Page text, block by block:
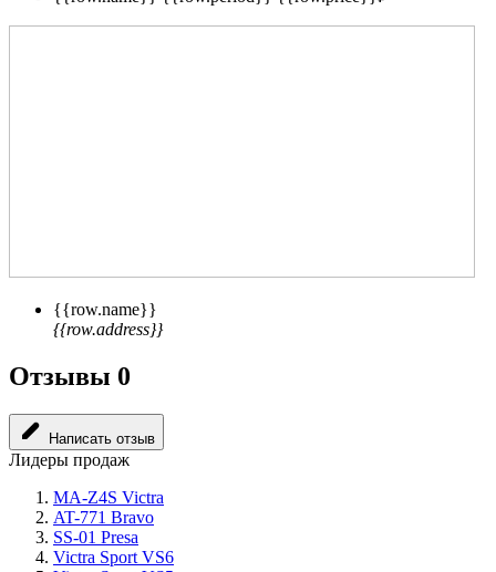
{{row.name}}
{{row.address}}
Отзывы 0
Написать отзыв
Лидеры продаж
MA-Z4S Victra
AT-771 Bravo
SS-01 Presa
Victra Sport VS6